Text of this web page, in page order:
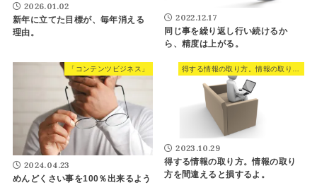
2026.01.02
新年に立てた目標が、毎年消える
理由。
2022.12.17
同じ事を繰り返し行い続けるか
ら、精度は上がる。
「コンテンツビジネス」
2024.04.23
めんどくさい事を100％出来るよう
2023.10.29
得する情報の取り方。情報の取り
方を間違えると損するよ。